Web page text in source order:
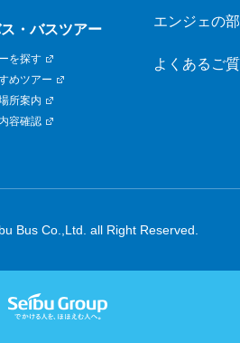
・バスツアー
を探す
めツアー
所案内
容確認
エンジェの
よくあるご
Bus Co.,Ltd. all Right Reserved.